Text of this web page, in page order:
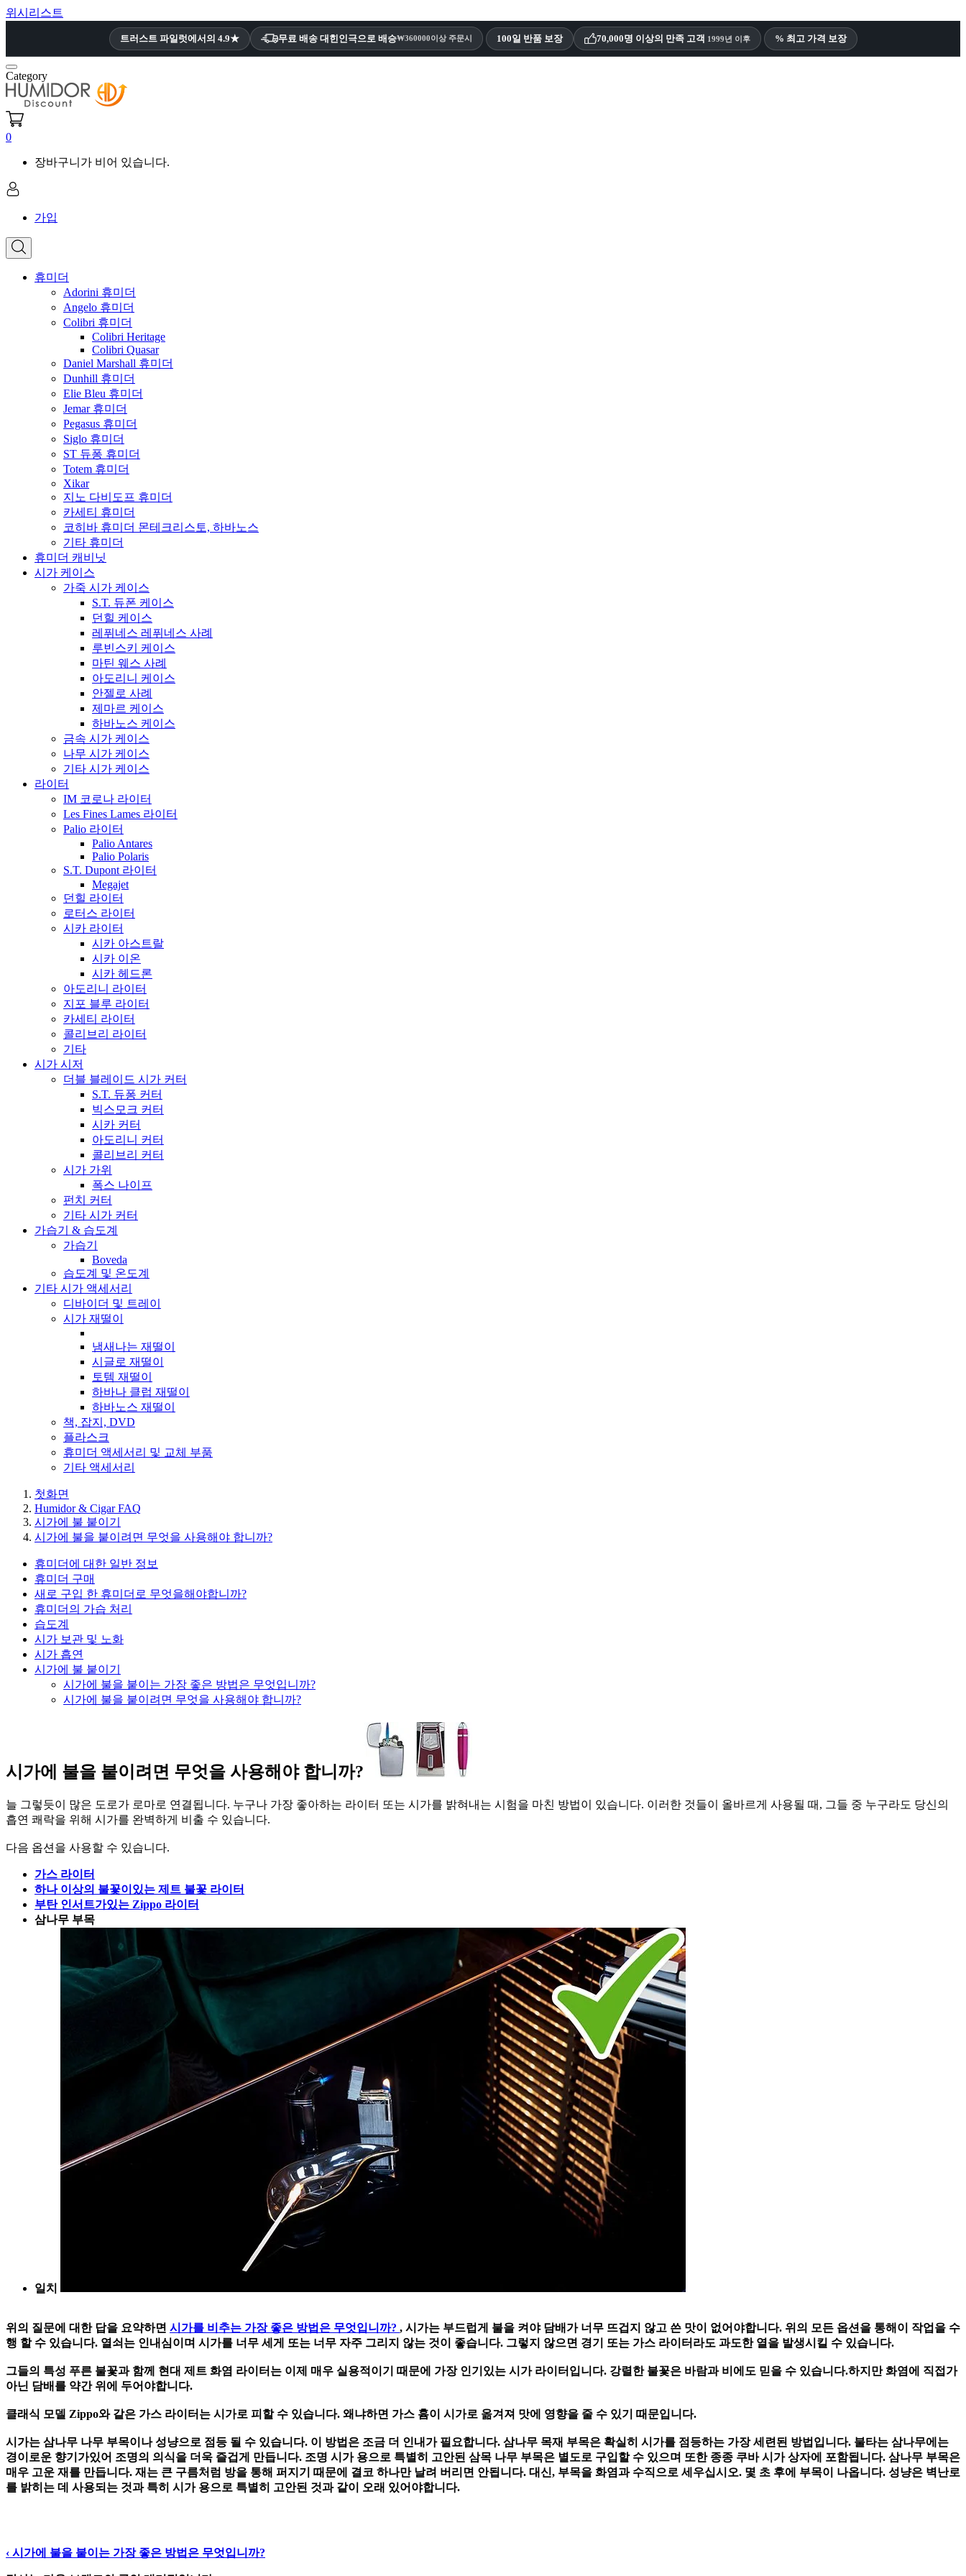
위시리스트
트러스트 파일럿에서의 4.9★ 무료 배송 대힌인극으로 배승₩360000이상 주문시 100일 반품 보장 70,000명 이상의 만족 고객 1999년 이후 % 최고 가격 보장
Category
0
장바구니가 비어 있습니다.
가입
휴미더
Adorini 휴미더
Angelo 휴미더
Colibri 휴미더
Colibri Heritage
Colibri Quasar
Daniel Marshall 휴미더
Dunhill 휴미더
Elie Bleu 휴미더
Jemar 휴미더
Pegasus 휴미더
Siglo 휴미더
ST 듀퐁 휴미더
Totem 휴미더
Xikar
지노 다비도프 휴미더
카세티 휴미더
코히바 휴미더 몬테크리스토, 하바노스
기타 휴미더
휴미더 캐비닛
시가 케이스
가죽 시가 케이스
S.T. 듀폰 케이스
던힐 케이스
레퓌네스 레퓌네스 사례
루빈스키 케이스
마틴 웨스 사례
아도리니 케이스
안젤로 사례
제마르 케이스
하바노스 케이스
금속 시가 케이스
나무 시가 케이스
기타 시가 케이스
라이터
IM 코로나 라이터
Les Fines Lames 라이터
Palio 라이터
Palio Antares
Palio Polaris
S.T. Dupont 라이터
Megajet
던힐 라이터
로터스 라이터
시카 라이터
시카 아스트랄
시카 이온
시카 헤드론
아도리니 라이터
지포 블루 라이터
카세티 라이터
콜리브리 라이터
기타
시가 시저
더블 블레이드 시가 커터
S.T. 듀퐁 커터
빅스모크 커터
시카 커터
아도리니 커터
콜리브리 커터
시가 가위
폭스 나이프
펀치 커터
기타 시가 커터
가습기 & 습도계
가습기
Boveda
습도계 및 온도계
기타 시가 액세서리
디바이더 및 트레이
시가 재떨이
냄새나는 재떨이
시글로 재떨이
토템 재떨이
하바나 클럽 재떨이
하바노스 재떨이
책, 잡지, DVD
플라스크
휴미더 액세서리 및 교체 부품
기타 액세서리
첫화면
Humidor & Cigar FAQ
시가에 불 붙이기
시가에 불을 붙이려면 무엇을 사용해야 합니까?
휴미더에 대한 일반 정보
휴미더 구매
새로 구입 한 휴미더로 무엇을해야합니까?
휴미더의 가습 처리
습도계
시가 보관 및 노화
시가 흡연
시가에 불 붙이기
시가에 불을 붙이는 가장 좋은 방법은 무엇입니까?
시가에 불을 붙이려면 무엇을 사용해야 합니까?
시가에 불을 붙이려면 무엇을 사용해야 합니까?
늘 그렇듯이 많은 도로가 로마로 연결됩니다. 누구나 가장 좋아하는 라이터 또는 시가를 밝혀내는 시험을 마친 방법이 있습니다. 이러한 것들이 올바르게 사용될 때, 그들 중 누구라도 당신의
흡연 쾌락을 위해 시가를 완벽하게 비출 수 있습니다.
다음 옵션을 사용할 수 있습니다.
가스 라이터
하나 이상의 불꽃이있는 제트 불꽃 라이터
부탄 인서트가있는 Zippo 라이터
삼나무 부목
일치
위의 질문에 대한 답을 요약하면 시가를 비추는 가장 좋은 방법은 무엇입니까? , 시가는 부드럽게 불을 켜야 담배가 너무 뜨겁지 않고 쓴 맛이 없어야합니다. 위의 모든 옵션을 통해이 작업을 수
행 할 수 있습니다. 열쇠는 인내심이며 시가를 너무 세게 또는 너무 자주 그리지 않는 것이 좋습니다. 그렇지 않으면 경기 또는 가스 라이터라도 과도한 열을 발생시킬 수 있습니다.
그들의 특성 푸른 불꽃과 함께 현대 제트 화염 라이터는 이제 매우 실용적이기 때문에 가장 인기있는 시가 라이터입니다. 강렬한 불꽃은 바람과 비에도 믿을 수 있습니다.하지만 화염에 직접가
아닌 담배를 약간 위에 두어야합니다.
클래식 모델 Zippo와 같은 가스 라이터는 시가로 피할 수 있습니다. 왜냐하면 가스 흄이 시가로 옮겨져 맛에 영향을 줄 수 있기 때문입니다.
시가는 삼나무 나무 부목이나 성냥으로 점등 될 수 있습니다. 이 방법은 조금 더 인내가 필요합니다. 삼나무 목재 부목은 확실히 시가를 점등하는 가장 세련된 방법입니다. 불타는 삼나무에는
경이로운 향기가있어 조명의 의식을 더욱 즐겁게 만듭니다. 조명 시가 용으로 특별히 고안된 삼목 나무 부목은 별도로 구입할 수 있으며 또한 종종 쿠바 시가 상자에 포함됩니다. 삼나무 부목은
매우 고운 재를 만듭니다. 재는 큰 구름처럼 방을 통해 퍼지기 때문에 결코 하나만 날려 버리면 안됩니다. 대신, 부목을 화염과 수직으로 세우십시오. 몇 초 후에 부목이 나옵니다. 성냥은 벽난로
를 밝히는 데 사용되는 것과 특히 시가 용으로 특별히 고안된 것과 같이 오래 있어야합니다.
‹ 시가에 불을 붙이는 가장 좋은 방법은 무엇입니까?